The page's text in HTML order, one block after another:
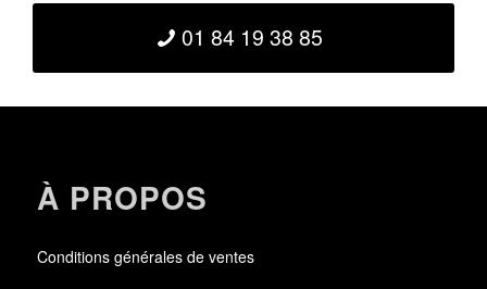
01 84 19 38 85
À PROPOS
Conditions générales de ventes